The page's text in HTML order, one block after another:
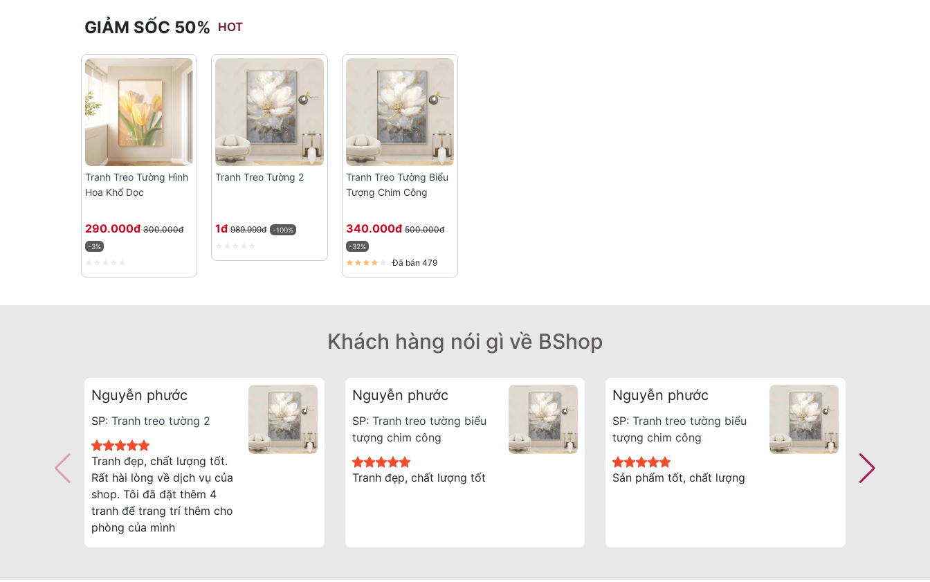
GIẢM SỐC 50% HOT
Tranh Treo Tường Hình
Hoa Khổ Dọc
290.000đ 300.000đ
-3%
Tranh Treo Tường 2
1đ989.999đ -100%
Tranh Treo Tường Biểu
Tượng Chim Công
340.000đ500.000đ
-32%
Đã bán 479
Khách hàng nói gì về BShop
Nguyễn phước
SP: Tranh treo tường 2
Tranh đẹp, chất lượng tốt.
Rất hài lòng về dịch vụ của
shop. Tôi đã đặt thêm 4
tranh để trang trí thêm cho
phòng của mình
Nguyễn phước
SP: Tranh treo tường biểu
tượng chim công
Tranh đẹp, chất lượng tốt
Nguyễn phước
SP:Tranh treo tường biểu
tượng chim công
Sản phẩm tốt, chất lượng